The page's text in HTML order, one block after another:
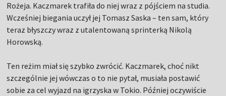
Rożeja. Kaczmarek trafiła do niej wraz z pójściem na studia.
Wcześniej biegania uczył jej Tomasz Saska – ten sam, który
teraz błyszczy wraz z utalentowaną sprinterką Nikolą
Horowską.
Ten reżim miał się szybko zwrócić. Kaczmarek, choć nikt
szczególnie jej wówczas o to nie pytał, musiała postawić
sobie za cel wyjazd na igrzyska w Tokio. Później oczywiście